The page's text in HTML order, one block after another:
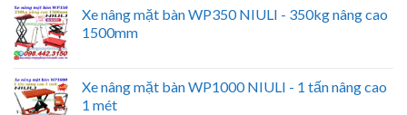
Xe nâng mặt bàn WP350 NIULI - 350kg nâng cao
1500mm
Xe nâng mặt bàn WP1000 NIULI - 1 tấn nâng cao
1 mét